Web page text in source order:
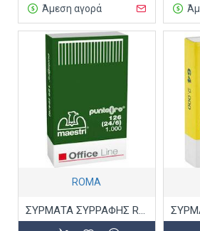
Άμεση αγορά
ROMA
ΣΥΡΜΑΤΑ ΣΥΡΡΑΦΗΣ ROMA 126